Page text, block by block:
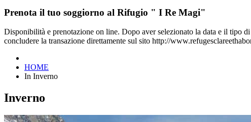
Prenota il tuo soggiorno al Rifugio " I Re Magi"
Disponibilità e prenotazione on line. Dopo aver selezionato la data e il tipo
concludere la transazione direttamente sul sito http://
HOME
In Inverno
Inverno